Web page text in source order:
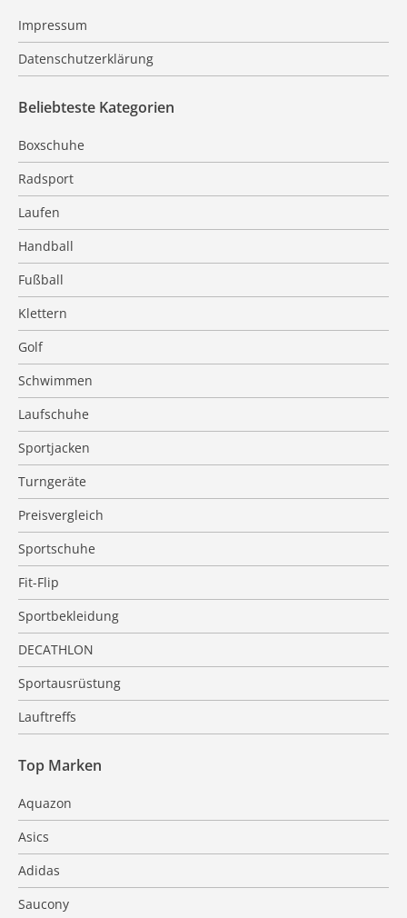
Impressum
Datenschutzerklärung
Beliebteste Kategorien
Boxschuhe
Radsport
Laufen
Handball
Fußball
Klettern
Golf
Schwimmen
Laufschuhe
Sportjacken
Turngeräte
Preisvergleich
Sportschuhe
Fit-Flip
Sportbekleidung
DECATHLON
Sportausrüstung
Lauftreffs
Top Marken
Aquazon
Asics
Adidas
Saucony